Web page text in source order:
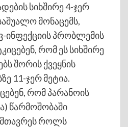
სიხშირე 4-ჯერ
მონაცემს,
ინფექციის პრობლემის
რომ ეს სიხშირე
შორის ქვეყნის
11-ჯერ მეტია.
რომ პარანოის
წარმოშობაში
როლს